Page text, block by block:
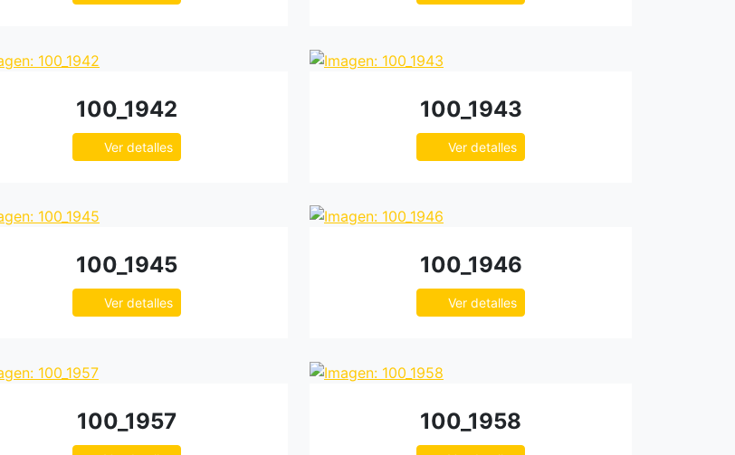
100_1942
Ver detalles
100_1943
Ver detalles
100_1945
Ver detalles
100_1946
Ver detalles
100_1957 100_1958